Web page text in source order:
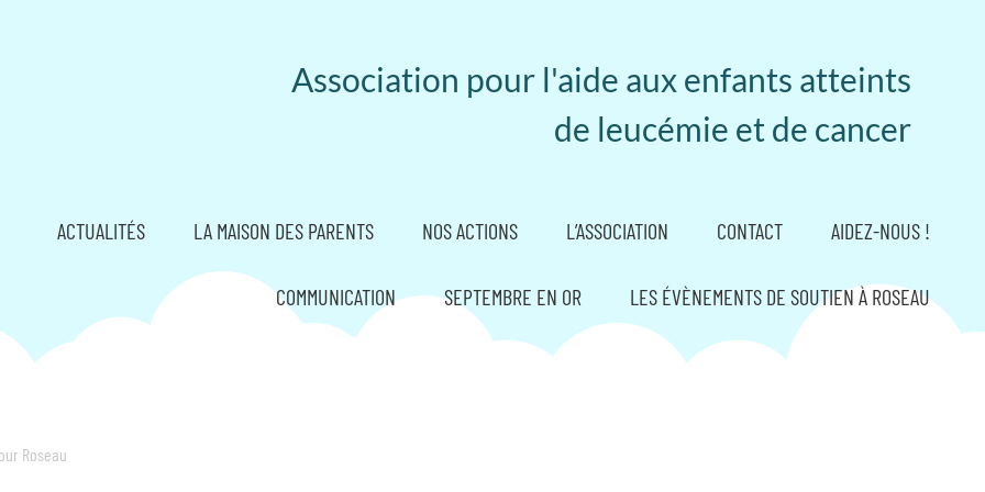
Association pour l'aide aux enfants atteints
de leucémie et de cancer
ACTUALITÉS LA MAISON DES PARENTS NOS ACTIONS L’ASSOCIATION CONTACT AIDEZ-NOUS !
COMMUNICATION SEPTEMBRE EN OR LES ÉVÈNEMENTS DE SOUTIEN À ROSEAU
Roseau